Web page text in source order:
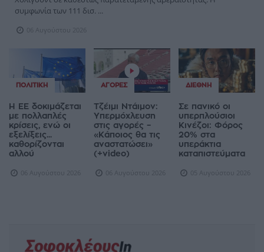
συμφωνία των 111 δισ. ...
06 Αυγούστου 2026
ΠΟΛΙΤΙΚΉ
Η ΕΕ δοκιμάζεται
με πολλαπλές
κρίσεις, ενώ οι
εξελίξεις...
καθορίζονται
αλλού
06 Αυγούστου 2026
ΑΓΟΡΈΣ
Τζέιμι Ντάιμον:
Υπερμόχλευση
στις αγορές –
«Κάποιος θα τις
αναστατώσει»
(+video)
06 Αυγούστου 2026
ΔΙΕΘΝΉ
Σε πανικό οι
υπερπλούσιοι
Κινέζοι: Φόρος
20% στα
υπεράκτια
καταπιστεύματα
05 Αυγούστου 2026